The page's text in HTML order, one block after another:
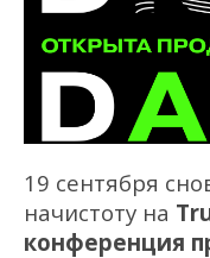
19 сентября
начистоту на
конференция